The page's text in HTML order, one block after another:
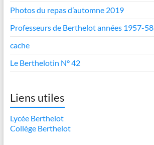
Photos du repas d’automne 2019
Professeurs de Berthelot années 1957-58
cache
Le Berthelotin N° 42
Liens utiles
Lycée Berthelot
Collège Berthelot